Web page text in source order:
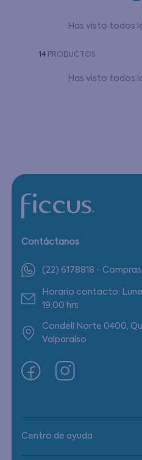
Has visto todos
14 PRODUCTOS
Has visto todos
Contáctanos
(22) 6178818 -
Horario contacto:
19:00 hrs
Condell Norte 0400,
Valparaíso
Centro de ayuda